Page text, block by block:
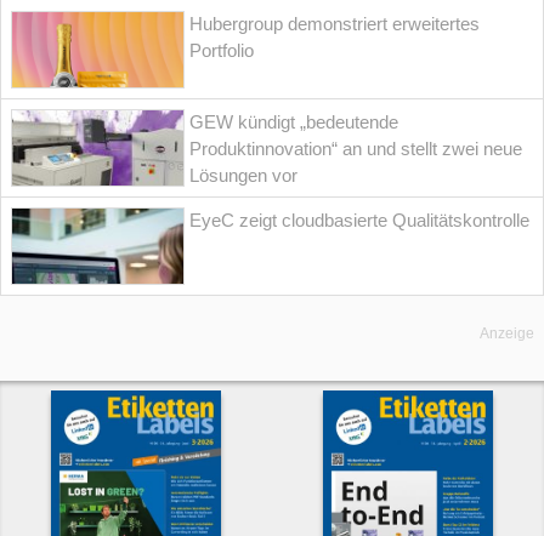
Hubergroup demonstriert erweitertes
Portfolio
GEW kündigt „bedeutende
Produktinnovation“ an und stellt zwei neue
Lösungen vor
EyeC zeigt cloudbasierte Qualitätskontrolle
Anzeige